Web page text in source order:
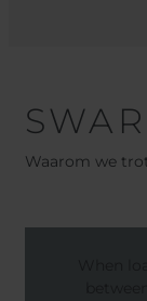
Waarom we